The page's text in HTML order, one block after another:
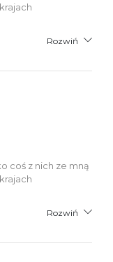
Rozwiń
coś z nich ze mną
Rozwiń